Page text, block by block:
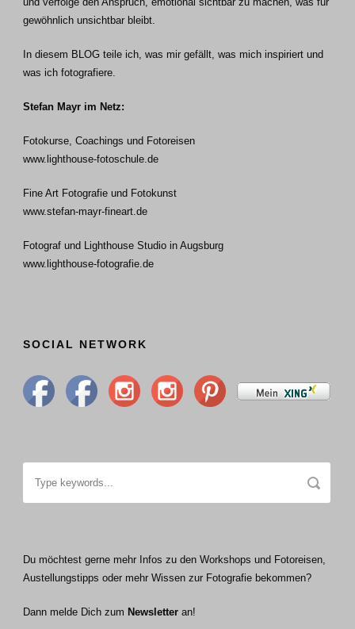
gewöhnlich unsichtbar bleibt.
In diesem BLOG teile ich, was mir gefällt, was mich inspiriert und
was ich fotografiere.
Stefan Mayr im Netz:
Fotokurse, Coachings und Fotoreisen
www.lighthouse-fotoschule.de
Fine Art Fotografie und Fotokunst
www.stefan-mayr-fineart.de
Fotograf und Lighthouse Studio in Augsburg
www.lighthouse-fotografie.de
SOCIAL NETWORK
Du möchtest gerne mehr Infos zu den Workshops und Fotoreisen,
Austellungstipps oder mehr Wissen zur Fotografie bekommen?
Dann melde Dich zum Newsletter an!